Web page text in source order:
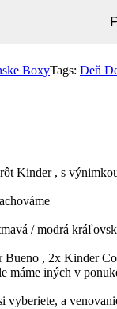
BoxyTags: Deň
Kinder , s
/ modrá
, 2x Kinder
máme iných v
a